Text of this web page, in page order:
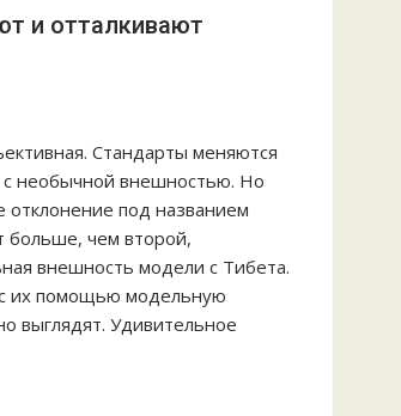
и отталкивают
Стандарты меняются
необычной внешностью. Но
отклонение под названием
больше, чем второй,
внешность модели с Тибета.
с их помощью модельную
выглядят. Удивительное